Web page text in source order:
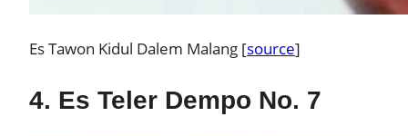
Es Tawon Kidul Dalem Malang [source]
4. Es Teler Dempo No. 7